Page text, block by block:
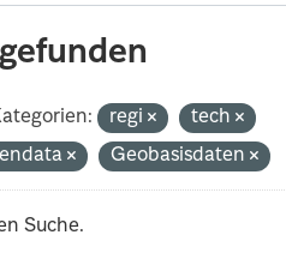
regi
tech
Geobasisdaten
Suche.